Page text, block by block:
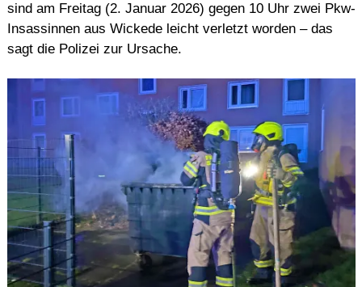
sind am Freitag (2. Januar 2026) gegen 10 Uhr zwei Pkw-
Insassinnen aus Wickede leicht verletzt worden – das
sagt die Polizei zur Ursache.